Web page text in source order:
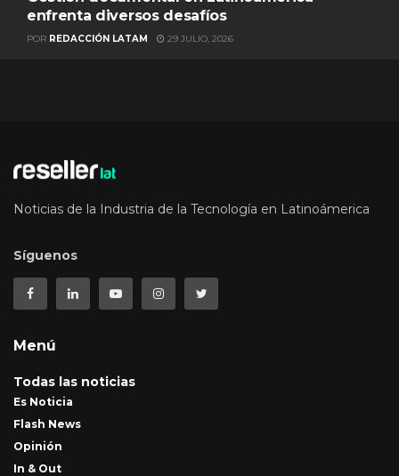
enfrenta diversos desafíos
POR REDACCIÓN LATAM 29 JULIO, 2026
Noticias de la Industria de la Tecnología en Latinoámerica
Síguenos
Menú
Todas las noticias
Es Noticia
Flash News
Opinión
In & Out